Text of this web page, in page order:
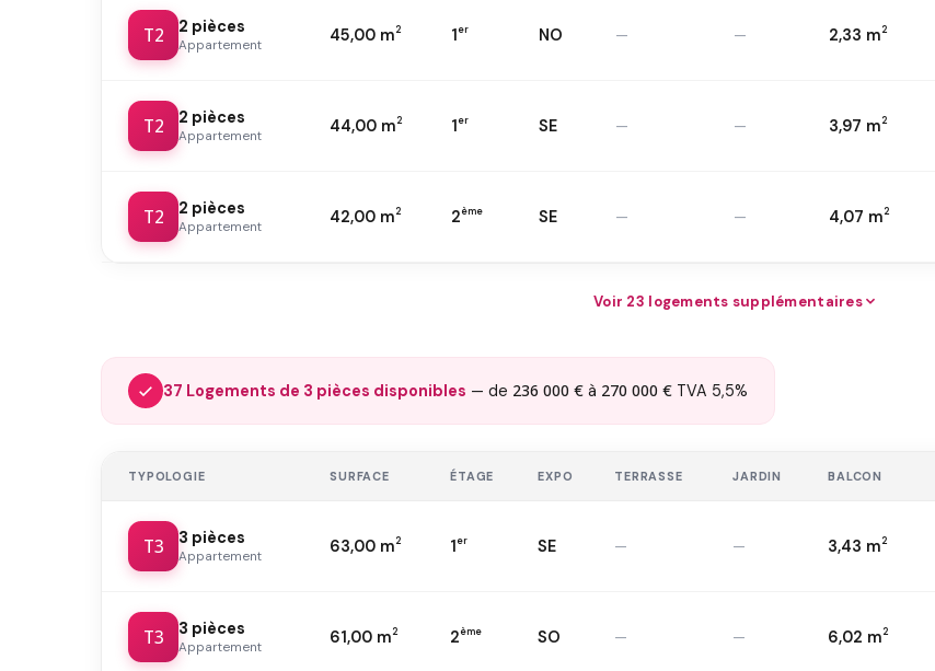
T2 2 pièces
Appartement
45,00 m2 1er NO — — 2,33 m2
T2 2 pièces
Appartement
44,00 m2 1er SE — — 3,97 m2
T2 2 pièces
Appartement
42,00 m2 2ème SE — — 4,07 m2
Voir 23 logements supplémentaires
37 Logements de 3 pièces disponibles — de 236 000 € à 270 000 € TVA 5,5%
TYPOLOGIE SURFACE ÉTAGE EXPO TERRASSE JARDIN BALCON
T3 3 pièces
Appartement
63,00 m2 1er SE — — 3,43 m2
T3 3 pièces
Appartement
61,00 m2 2ème SO — — 6,02 m2